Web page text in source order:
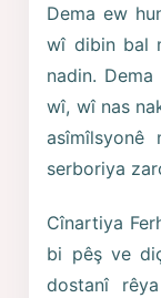
Dema ew
wî dibin bal
nadin.
wî, wî nas
serboriya
Cînartiya
bi pêş ve
dostanî